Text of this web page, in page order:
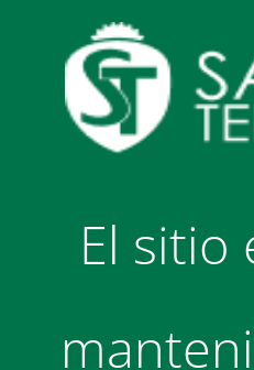
El sitio